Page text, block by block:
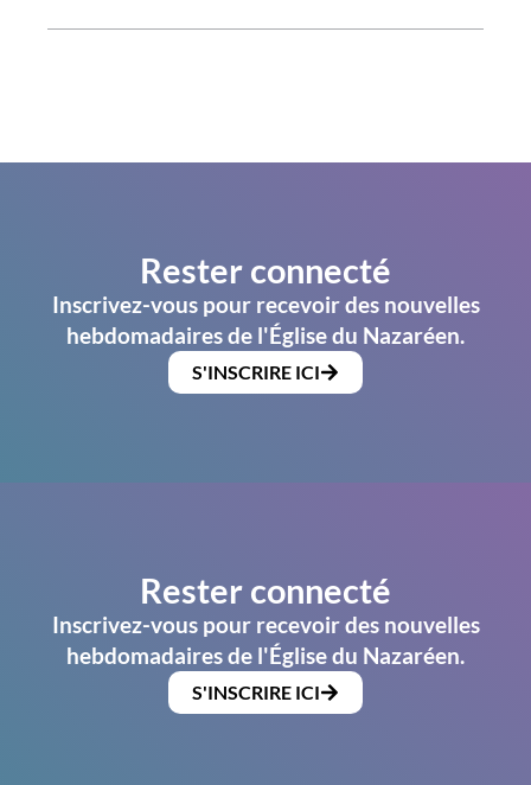
Rester connecté
Inscrivez-vous pour recevoir des nouvelles
hebdomadaires de l'Église du Nazaréen.
S'INSCRIRE ICI
Rester connecté
Inscrivez-vous pour recevoir des nouvelles
hebdomadaires de l'Église du Nazaréen.
S'INSCRIRE ICI